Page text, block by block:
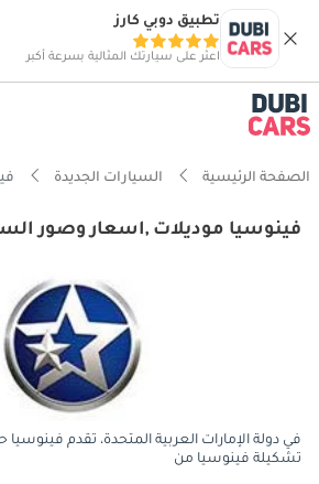
تطبيق دوبي كارز
اعثر على سيارتك المثالية بسرعة أكبر
الصفحة الرئيسية السيارات الجديدة
فينوسيا موديلات ,اسعار وصور
تشكيلة فينوسيا من